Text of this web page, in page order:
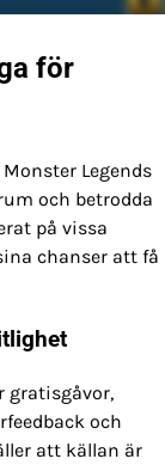
för
Legends
och betrodda
på vissa
chanser att få
gratisgåvor,
och
att källan är